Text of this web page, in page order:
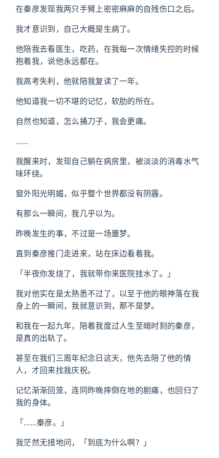
在秦彦发现我两只手臂上密密麻麻的自残伤口之后。
我才意识到，自己大概是生病了。
他陪我去看医生，吃药，在我每一次情绪失控的时候
抱着我，说他永远都在。
我高考失利，他就陪我复读了一年。
他知道我一切不堪的记忆，软肋的所在。
自然也知道，怎么捅刀子，我会更痛。
……
我醒来时，发现自己躺在病房里，被淡淡的消毒水气
味环绕。
窗外阳光明媚，似乎整个世界都没有阴霾。
有那么一瞬间，我几乎以为。
昨晚发生的事，不过是一场噩梦。
直到秦彦推门走进来，站在床边看着我。
「半夜你发烧了，我就带你来医院挂水了。」
我对他实在是太熟悉不过了，以至于他的眼神落在我
身上的一瞬间，我就意识到，那不是梦。
和我在一起九年，陪着我度过人生至暗时刻的秦彦，
是真的出轨了。
甚至在我们三周年纪念日这天，他先去陪了他的情
人，才回来找我庆祝。
记忆渐渐回笼，连同昨晚摔倒在地的剧痛，也回归了
我的身体。
「……秦彦。」
我茫然无措地问，「到底为什么啊？」